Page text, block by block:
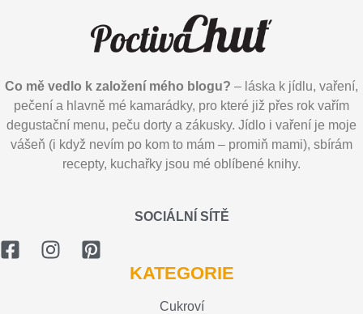
Co mě vedlo k založení mého blogu? – láska k jídlu, vaření,
pečení a hlavně mé kamarádky, pro které již přes rok vařím
degustační menu, peču dorty a zákusky. Jídlo i vaření je moje
vášeň (i když nevím po kom to mám – promiň mami), sbírám
recepty, kuchařky jsou mé oblíbené knihy.
SOCIÁLNÍ SÍTĚ
KATEGORIE
Cukroví